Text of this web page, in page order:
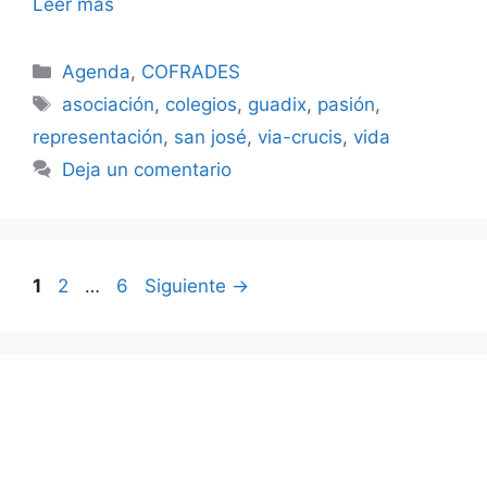
Categorías
Agenda, COFRADES
Etiquetas
asociación, colegios, guadix, pasión,
representación, san josé, via-crucis, vida
Deja un comentario
Página
1 Página
2 … Página
6 Siguiente →